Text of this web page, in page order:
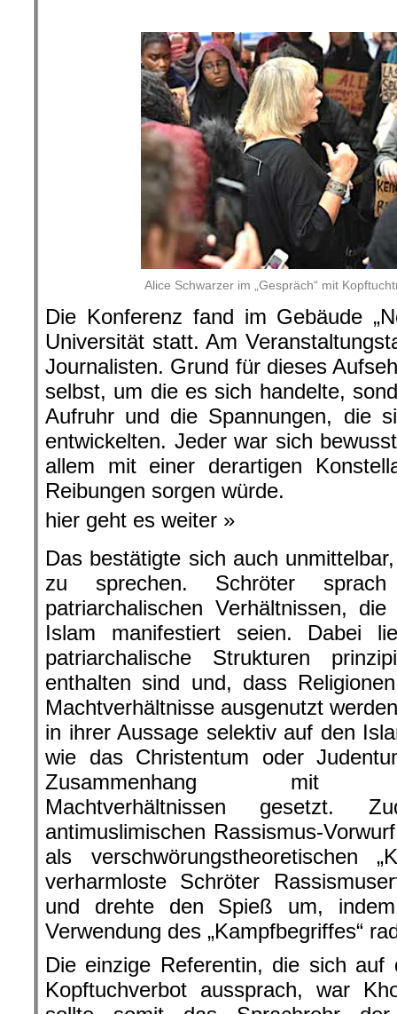
Alice Schwarzer im „Gespräch“ mit
Die Konferenz fand im Gebäude
Universität statt. Am
Journalisten. Grund für dieses
selbst, um die es sich handelte,
Aufruhr und die Spannungen, die
entwickelten. Jeder war sich
allem mit einer derartigen
Reibungen sorgen würde.
hier geht es weiter »
Das bestätigte sich auch
zu sprechen. Schröter
patriarchalischen Verhältnissen,
Islam manifestiert seien. Dabei
patriarchalische Strukturen
enthalten sind und, dass
Machtverhältnisse ausgenutzt
in ihrer Aussage selektiv auf den
wie das Christentum oder
Zusammenhang mit
Machtverhältnissen
antimuslimischen Rassismus-
als verschwörungstheoretischen
verharmloste Schröter
und drehte den Spieß um,
Verwendung des „Kampfbegriffes“
Die einzige Referentin, die sich auf
Kopftuchverbot aussprach, war